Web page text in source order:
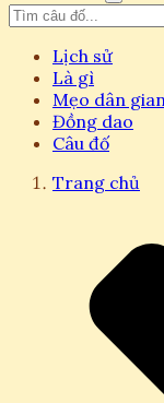
Lịch sử
Là gì
Mẹo dân
Đồng dao
Câu đố
Trang chủ